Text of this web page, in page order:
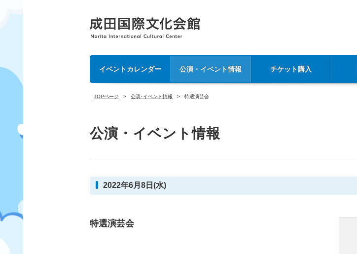
イベントカレンダー 公演・イベント情報 チケット購入
TOPページ 公演･イベント情報 特選演芸会
公演・イベント情報
2022年6月8日(水)
特選演芸会